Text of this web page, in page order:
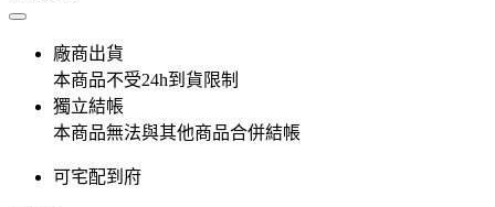
廠商出貨
本商品不受24h到貨限制
獨立結帳
本商品無法與其他商品合併結帳
可宅配到府